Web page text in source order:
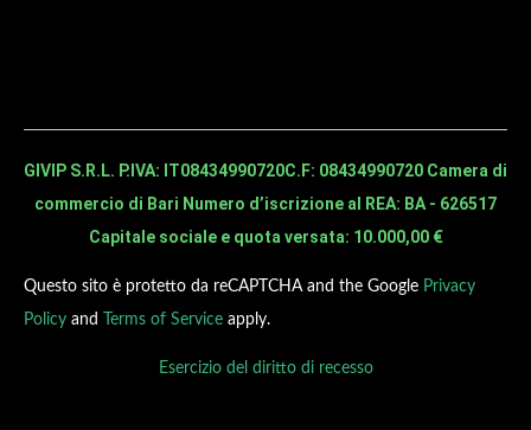
GIVIP S.R.L. P.IVA: IT08434990720C.F: 08434990720 Camera di
commercio di Bari Numero d’iscrizione al REA: BA - 626517
Capitale sociale e quota versata: 10.000,00 €
Questo sito è protetto da reCAPTCHA and the Google Privacy
Policy and Terms of Service apply.
Esercizio del diritto di recesso